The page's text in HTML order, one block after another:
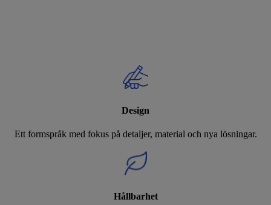
Design
Ett formspråk med fokus på detaljer, material och nya lösningar.
Hållbarhet